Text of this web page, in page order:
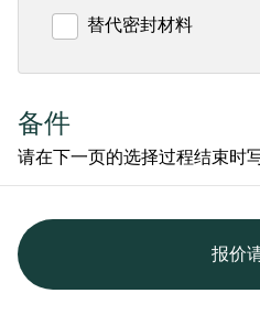
替代密封材料
备件
请在下一页的选择过程结束时
报价